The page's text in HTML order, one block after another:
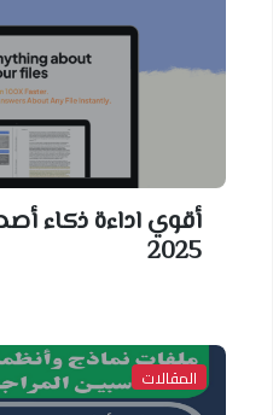
أقوي اداءة ذكاء
2025
المقالات